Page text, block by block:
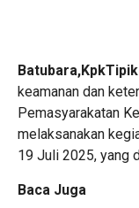
keamanan dan
Pemasyarakatan
melaksanakan
19 Juli 2025, yang
Baca Juga